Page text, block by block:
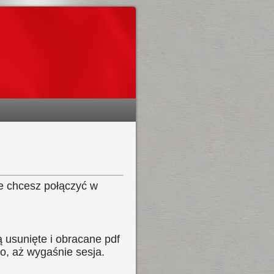
chcesz połączyć w
usunięte i obracane pdf
aż wygaśnie sesja.